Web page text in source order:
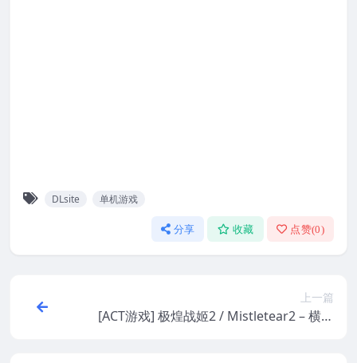
DLsite 单机游戏
分享 收藏 点赞(0)
上一篇
[ACT游戏] 极煌战姬2 / Mistletear2 – 横版